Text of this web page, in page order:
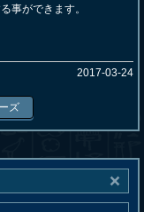
事ができます。
ズ
2017-03-24